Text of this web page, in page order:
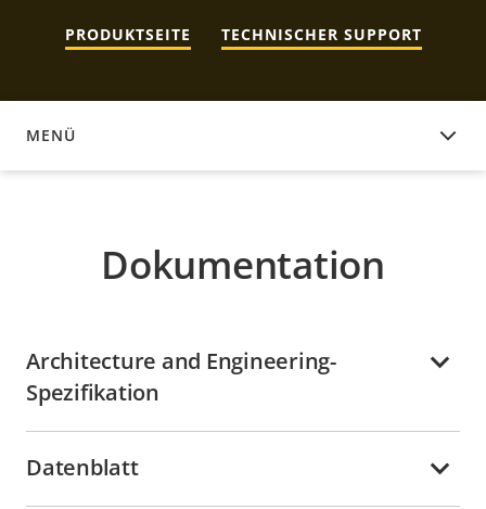
PRODUKTSEITE TECHNISCHER SUPPORT
MENÜ
DOKUMENTATION
Dokumentation
Architecture and Engineering-
Spezifikation
Datenblatt